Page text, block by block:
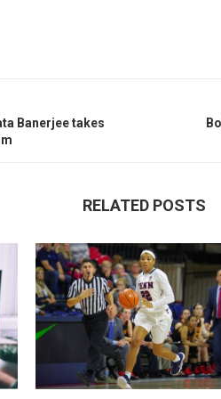
Banerjee takes
RELATED POSTS